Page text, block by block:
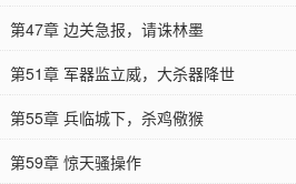
第47章 边关急报，请诛林墨
第51章 军器监立威，大杀器降世
第55章 兵临城下，杀鸡儆猴
第59章 惊天骚操作